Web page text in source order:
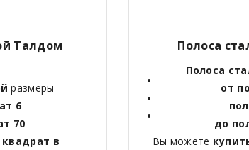
Талдом
размеры
6
70
в
Полоса
Полоса
от
до
Вы можете